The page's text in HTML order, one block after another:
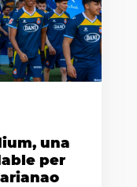
una
per